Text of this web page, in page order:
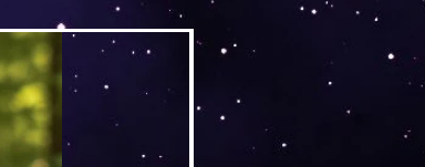
Versand by DruckGuru